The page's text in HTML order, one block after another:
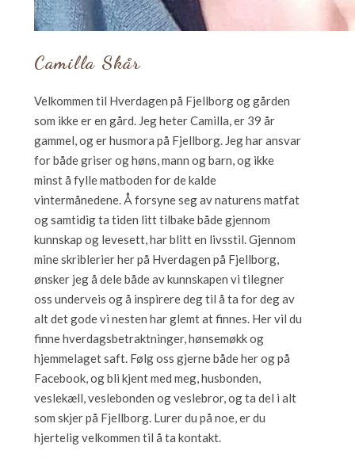
Camilla Skår
Velkommen til Hverdagen på Fjellborg og gården
som ikke er en gård. Jeg heter Camilla, er 39 år
gammel, og er husmora på Fjellborg. Jeg har ansvar
for både griser og høns, mann og barn, og ikke
minst å fylle matboden for de kalde
vintermånedene. Å forsyne seg av naturens matfat
og samtidig ta tiden litt tilbake både gjennom
kunnskap og levesett, har blitt en livsstil. Gjennom
mine skriblerier her på Hverdagen på Fjellborg,
ønsker jeg å dele både av kunnskapen vi tilegner
oss underveis og å inspirere deg til å ta for deg av
alt det gode vi nesten har glemt at finnes. Her vil du
finne hverdagsbetraktninger, hønsemøkk og
hjemmelaget saft. Følg oss gjerne både her og på
Facebook, og bli kjent med meg, husbonden,
veslekæll, veslebonden og veslebror, og ta del i alt
som skjer på Fjellborg. Lurer du på noe, er du
hjertelig velkommen til å ta kontakt.